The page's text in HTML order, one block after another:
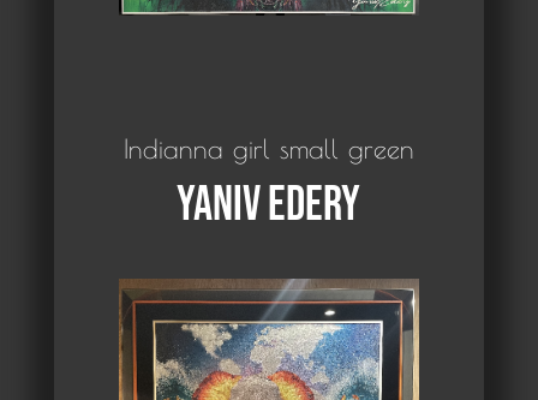
Indianna girl small green
Yaniv Edery